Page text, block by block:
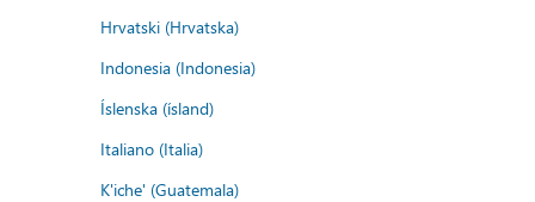
Hrvatski (Hrvatska)
Indonesia (Indonesia)
Íslenska (ísland)
Italiano (Italia)
K'iche' (Guatemala)